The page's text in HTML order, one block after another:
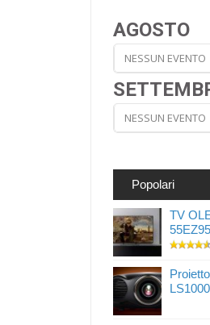
AGOSTO
NESSUN EVENTO
NESSUN EVENTO
Popolari
TV